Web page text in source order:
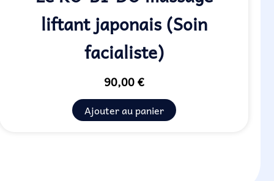
liftant japonais (Soin
facialiste)
90,00€
Ajouter au panier